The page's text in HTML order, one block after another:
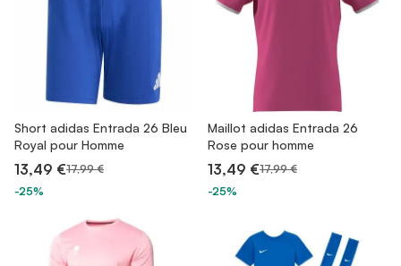
Short adidas Entrada 26 Bleu
Royal pour Homme
13,49 €17,99 €
-25%
Maillot adidas Entrada 26
Rose pour homme
13,49 €17,99 €
-25%